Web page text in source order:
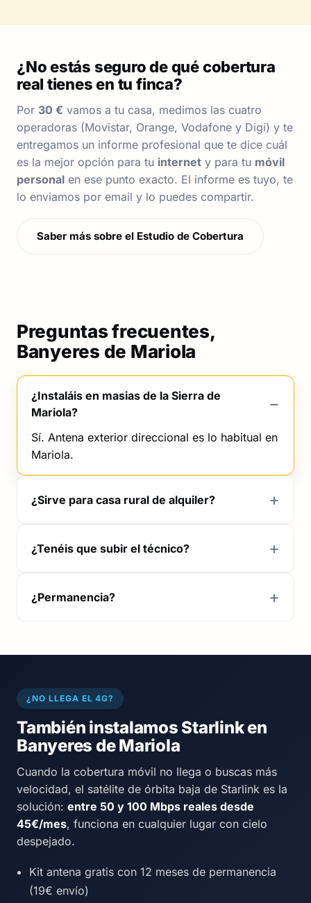
¿No estás seguro de qué cobertura
real tienes en tu finca?
Por 30 € vamos a tu casa, medimos las cuatro
operadoras (Movistar, Orange, Vodafone y Digi) y te
entregamos un informe profesional que te dice cuál
es la mejor opción para tu internet y para tu móvil
personal en ese punto exacto. El informe es tuyo, te
lo enviamos por email y lo puedes compartir.
Saber más sobre el Estudio de Cobertura
Preguntas frecuentes,
Banyeres de Mariola
¿Instaláis en masias de la Sierra de
Mariola?
Sí. Antena exterior direccional es lo habitual en
Mariola.
¿Sirve para casa rural de alquiler?
¿Tenéis que subir el técnico?
¿Permanencia?
¿NO LLEGA EL 4G?
También instalamos Starlink en
Banyeres de Mariola
Cuando la cobertura móvil no llega o buscas más
velocidad, el satélite de órbita baja de Starlink es la
solución: entre 50 y 100 Mbps reales desde
45€/mes, funciona en cualquier lugar con cielo
despejado.
Kit antena gratis con 12 meses de permanencia
(19€ envío)